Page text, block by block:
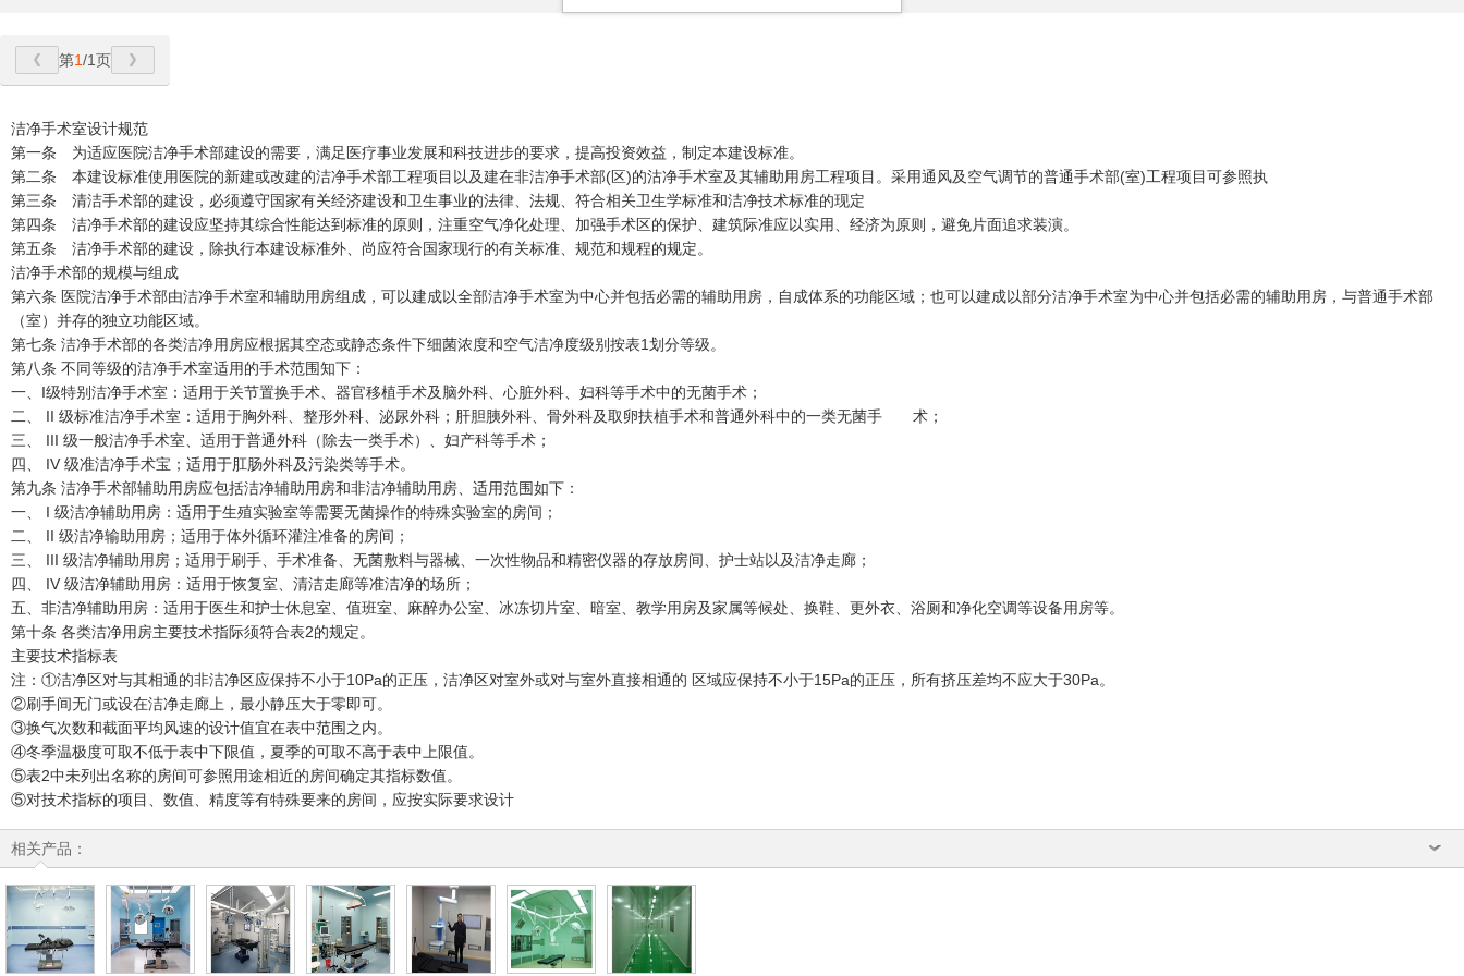
第1/1页
洁净手术室设计规范
第一条 为适应医院洁净手术部建设的需要，满足医疗事业发展和科技进步的要求，提高投资效益，制定本建设标准。
第二条 本建设标准使用医院的新建或改建的洁净手术部工程项目以及建在非洁净手术部(区)的沽净手术室及其辅助用房工程项目。采用通风及空气调节的普通手术部(室)工程项目可参照执
第三条 清洁手术部的建设，必须遵守国家有关经济建设和卫生事业的法律、法规、符合相关卫生学标准和洁净技术标准的现定
第四条 洁净手术部的建设应坚持其综合性能达到标准的原则，注重空气净化处理、加强手术区的保护、建筑际准应以实用、经济为原则，避免片面追求装演。
第五条 洁净手术部的建设，除执行本建设标准外、尚应符合国家现行的有关标准、规范和规程的规定。
洁净手术部的规模与组成
第六条 医院洁净手术部由洁净手术室和辅助用房组成，可以建成以全部洁净手术室为中心并包括必需的辅助用房，自成体系的功能区域；也可以建成以部分洁净手术室为中心并包括必需的辅助用房，与普通手术部
（室）并存的独立功能区域。
第七条 洁净手术部的各类洁净用房应根据其空态或静态条件下细菌浓度和空气洁净度级别按表1划分等级。
第八条 不同等级的洁净手术室适用的手术范围知下：
一、I级特别洁净手术室：适用于关节置换手术、器官移植手术及脑外科、心脏外科、妇科等手术中的无菌手术；
二、 II 级标准洁净手术室：适用于胸外科、整形外科、泌尿外科；肝胆胰外科、骨外科及取卵扶植手术和普通外科中的一类无菌手 术；
三、 III 级一般洁净手术室、适用于普通外科（除去一类手术）、妇产科等手术；
四、 IV 级准洁净手术宝；适用于肛肠外科及污染类等手术。
第九条 洁净手术部辅助用房应包括洁净辅助用房和非洁净辅助用房、适用范围如下：
一、 I 级洁净辅助用房：适用于生殖实验室等需要无菌操作的特殊实验室的房间；
二、 II 级洁净输助用房；适用于体外循环灌注准备的房间；
三、 III 级洁净辅助用房；适用于刷手、手术准备、无菌敷料与器械、一次性物品和精密仪器的存放房间、护士站以及洁净走廊；
四、 IV 级洁净辅助用房：适用于恢复室、清洁走廊等准洁净的场所；
五、非洁净辅助用房：适用于医生和护士休息室、值班室、麻醉办公室、冰冻切片室、暗室、教学用房及家属等候处、换鞋、更外衣、浴厕和净化空调等设备用房等。
第十条 各类洁净用房主要技术指际须符合表2的规定。
主要技术指标表
注：①洁净区对与其相通的非洁净区应保持不小于10Pa的正压，洁净区对室外或对与室外直接相通的 区域应保持不小于15Pa的正压，所有挤压差均不应大于30Pa。
②刷手间无门或设在洁净走廊上，最小静压大于零即可。
③换气次数和截面平均风速的设计值宜在表中范围之内。
④冬季温极度可取不低于表中下限值，夏季的可取不高于表中上限值。
⑤表2中未列出名称的房间可参照用途相近的房间确定其指标数值。
⑤对技术指标的项目、数值、精度等有特殊要来的房间，应按实际要求设计
相关产品：